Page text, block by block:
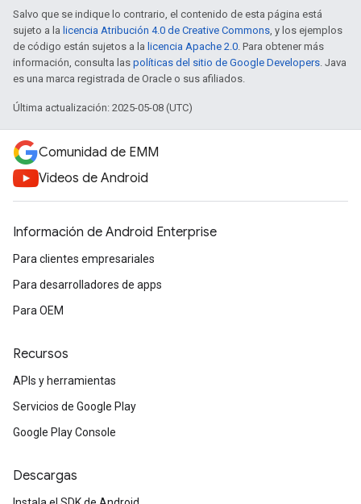
Salvo que se indique lo contrario, el contenido de esta página está
sujeto a la licencia Atribución 4.0 de Creative Commons, y los ejemplos
de código están sujetos a la licencia Apache 2.0. Para obtener más
información, consulta las políticas del sitio de Google Developers. Java
es una marca registrada de Oracle o sus afiliados.
Última actualización: 2025-05-08 (UTC)
Comunidad de EMM
Videos de Android
Información de Android Enterprise
Para clientes empresariales
Para desarrolladores de apps
Para OEM
Recursos
APIs y herramientas
Servicios de Google Play
Google Play Console
Descargas